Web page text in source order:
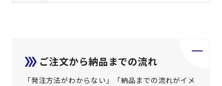
ご注文から納品までの流れ
「発注方法がわからない」「納品までの流れがイメ